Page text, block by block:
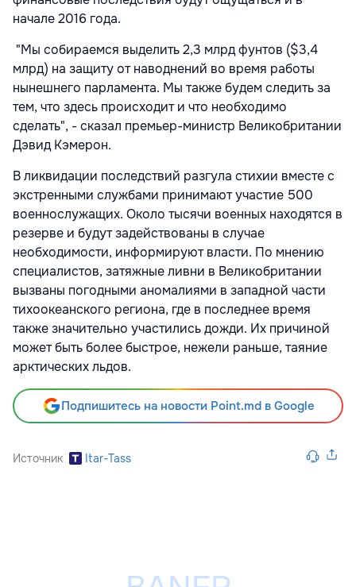
начале 2016 года.
"Мы собираемся выделить 2,3 млрд фунтов ($3,4
млрд) на защиту от наводнений во время работы
нынешнего парламента. Мы также будем следить за
тем, что здесь происходит и что необходимо
сделать", - сказал премьер-министр Великобритании
Дэвид Кэмерон.
В ликвидации последствий разгула стихии вместе с
экстренными службами принимают участие 500
военнослужащих. Около тысячи военных находятся в
резерве и будут задействованы в случае
необходимости, информируют власти. По мнению
специалистов, затяжные ливни в Великобритании
вызваны погодными аномалиями в западной части
тихоокеанского региона, где в последнее время
также значительно участились дожди. Их причиной
может быть более быстрое, нежели раньше, таяние
арктических льдов.
Подпишитесь на новости Point.md в Google
Источник Itar-Tass